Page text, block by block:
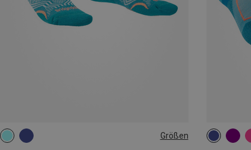
Größen
35|36|37 35|36|37